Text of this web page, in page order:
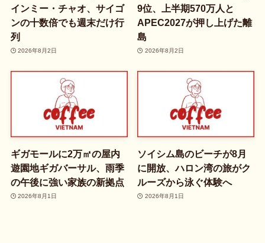
インミー・チャオ、サイゴ
ンの十数倍でも週末だけ行
列
2026年8月2日
9位、上半期570万人と
APEC2027が押し上げた離
島
2026年8月2日
ギガモールに2万㎡の屋内
遊園地ギガバーサル、雨季
の午後に強い家族の新拠点
2026年8月1日
ソイシム島のビーチが8月
に開放、ハロン湾の旅がク
ルーズから泳ぐ体験へ
2026年8月1日